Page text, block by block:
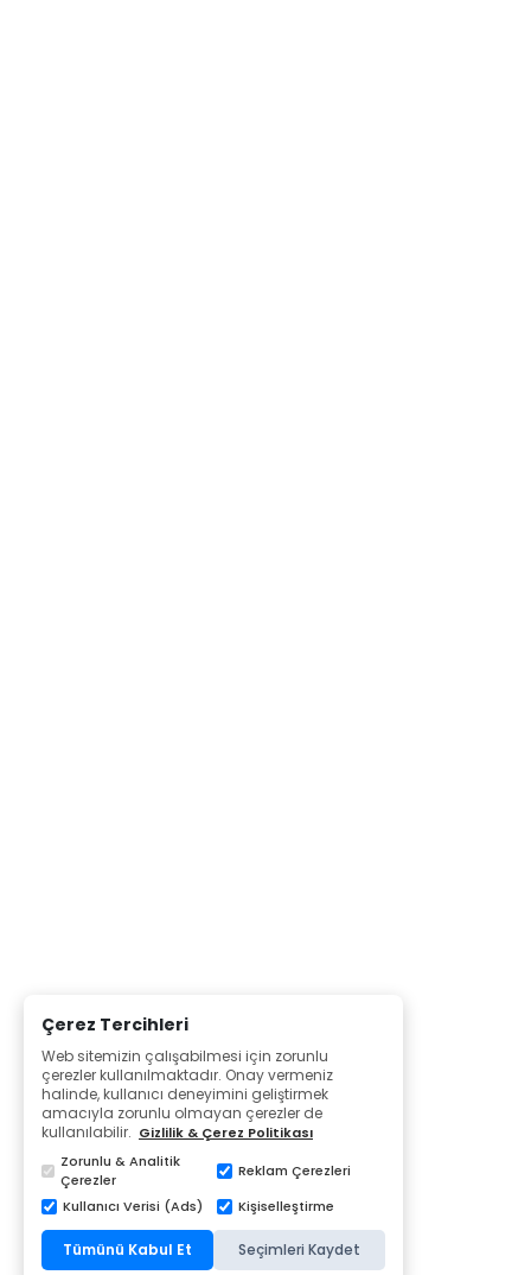
Çerez Tercihleri
Web sitemizin çalışabilmesi için zorunlu
çerezler kullanılmaktadır. Onay vermeniz
halinde, kullanıcı deneyimini geliştirmek
amacıyla zorunlu olmayan çerezler de
kullanılabilir. Gizlilik & Çerez Politikası
Zorunlu & Analitik
Çerezler
Reklam Çerezleri
Kullanıcı Verisi (Ads)
Kişiselleştirme
Tümünü Kabul Et Seçimleri Kaydet